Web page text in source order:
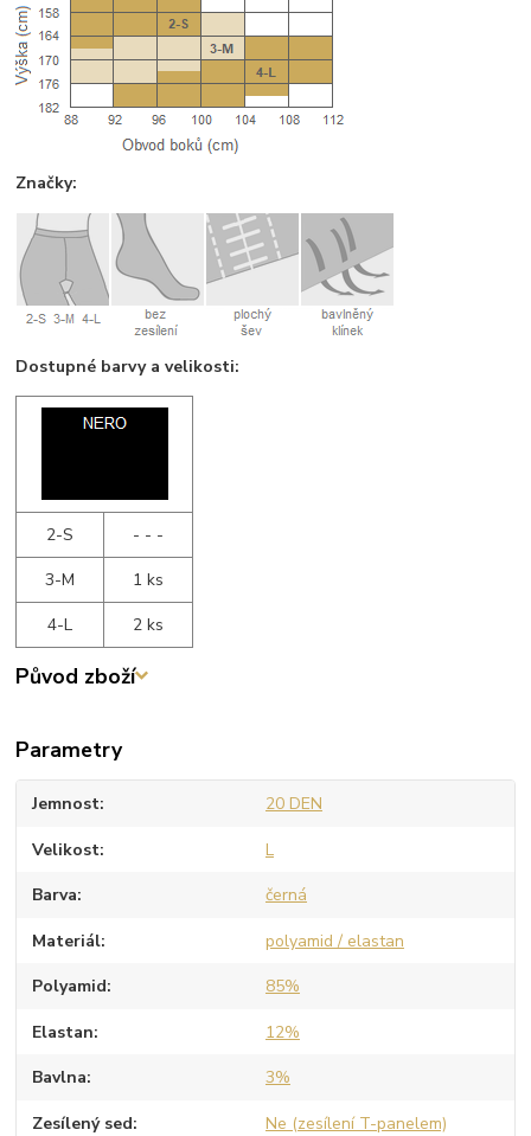
Značky:
Dostupné barvy a velikosti:
2-S
- - -
3-M
1 ks
4-L
2 ks
Původ zboží
Parametry
Jemnost 20 DEN
Velikost L
Barva černá
Materiál polyamid / elastan
Polyamid 85%
Elastan 12%
Bavlna 3%
Zesílený sed Ne (zesílení T-panelem)